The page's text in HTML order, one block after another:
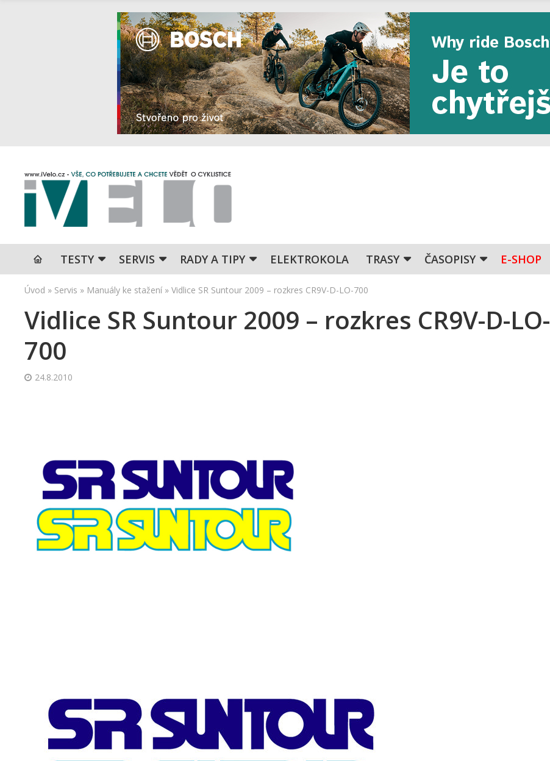
TESTY SERVIS RADY A TIPY ELEKTROKOLA TRASY ČASOPISY E-SHOP
Úvod » Servis » Manuály ke stažení » Vidlice SR Suntour 2009 – rozkres CR9V-D-LO-700
Vidlice SR Suntour 2009 – rozkres CR9V-D-LO-
700
24.8.2010